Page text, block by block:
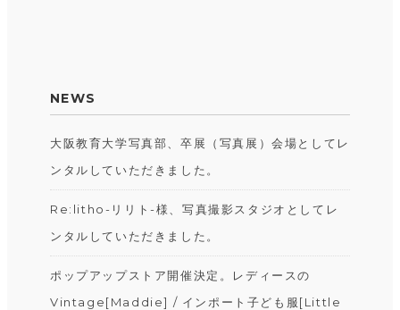
NEWS
大阪教育大学写真部、卒展（写真展）会場としてレ
ンタルしていただきました。
Re:litho-リリト-様、写真撮影スタジオとしてレ
ンタルしていただきました。
ポップアップストア開催決定。レディースの
Vintage[Maddie] / インポート子ども服[Little